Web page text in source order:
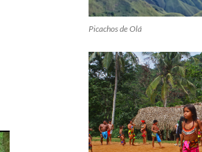
Picachos de Olá